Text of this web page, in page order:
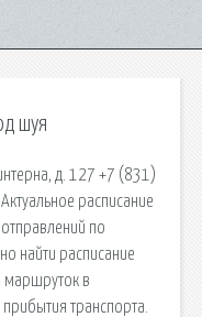
шуя
д. 127 +7 (831)
расписание
по
найти расписание
маршруток в
транспорта.